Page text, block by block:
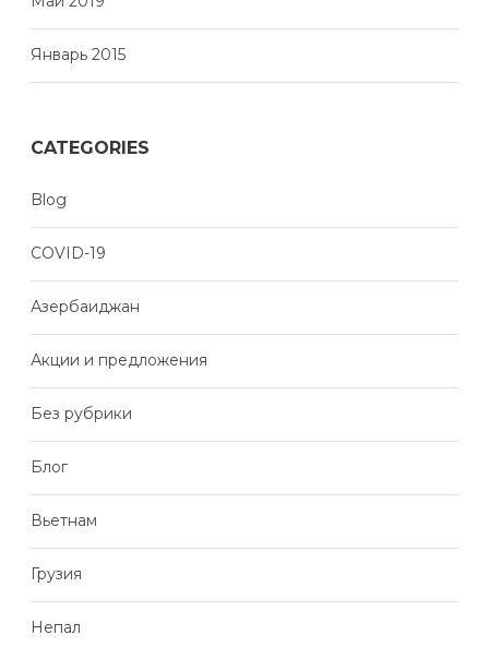
Январь 2015
CATEGORIES
Blog
COVID-19
Азербаиджан
Акции и предложения
Без рубрики
Блог
Вьетнам
Грузия
Непал